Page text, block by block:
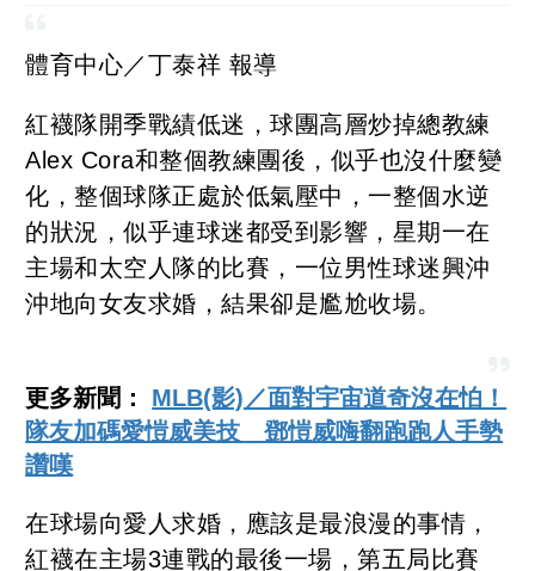
體育中心／丁泰祥 報導
紅襪隊開季戰績低迷，球團高層炒掉總教練
Alex Cora和整個教練團後，似乎也沒什麼變
化，整個球隊正處於低氣壓中，一整個水逆
的狀況，似乎連球迷都受到影響，星期一在
主場和太空人隊的比賽，一位男性球迷興沖
沖地向女友求婚，結果卻是尷尬收場。
更多新聞： MLB(影)／面對宇宙道奇沒在怕！
隊友加碼愛愷威美技 鄧愷威嗨翻跑跑人手勢
讚嘆
在球場向愛人求婚，應該是最浪漫的事情，
紅襪在主場3連戰的最後一場，第五局比賽